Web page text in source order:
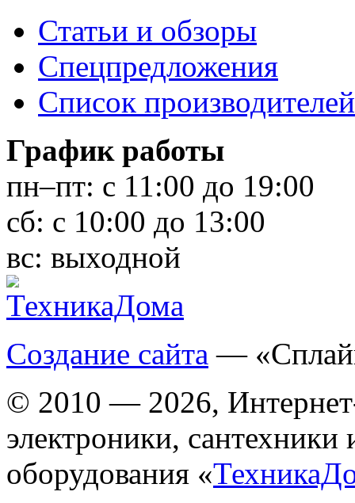
Статьи и обзоры
Спецпредложения
Список производителей
График работы
пн–пт: с 11:00 до 19:00
сб: с 10:00 до 13:00
вс: выходной
Создание сайта —
© 2010 — 2026,
электроники, сантехники
оборудования «